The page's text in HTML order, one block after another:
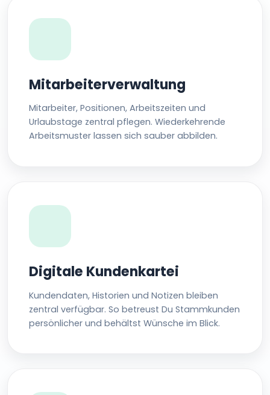
Mitarbeiterverwaltung
Mitarbeiter, Positionen, Arbeitszeiten und
Urlaubstage zentral pflegen. Wiederkehrende
Arbeitsmuster lassen sich sauber abbilden.
Digitale Kundenkartei
Kundendaten, Historien und Notizen bleiben
zentral verfügbar. So betreust Du Stammkunden
persönlicher und behältst Wünsche im Blick.